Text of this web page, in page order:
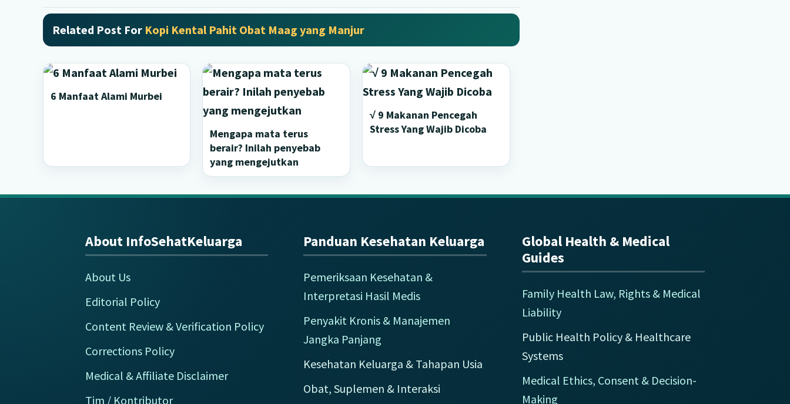
Related Post For Kopi Kental Pahit Obat Maag yang Manjur
6 Manfaat Alami Murbei
Mengapa mata terus
berair? Inilah penyebab
yang mengejutkan
√ 9 Makanan Pencegah
Stress Yang Wajib Dicoba
About InfoSehatKeluarga
About Us
Editorial Policy
Content Review & Verification Policy
Corrections Policy
Medical & Affiliate Disclaimer
Tim / Kontributor
Panduan Kesehatan Keluarga
Pemeriksaan Kesehatan &
Interpretasi Hasil Medis
Penyakit Kronis & Manajemen
Jangka Panjang
Kesehatan Keluarga & Tahapan Usia
Obat, Suplemen & Interaksi
Global Health & Medical
Guides
Family Health Law, Rights & Medical
Liability
Public Health Policy & Healthcare
Systems
Medical Ethics, Consent & Decision-
Making